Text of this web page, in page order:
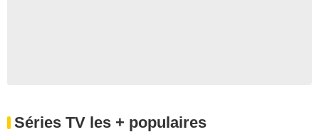
Séries TV les + populaires